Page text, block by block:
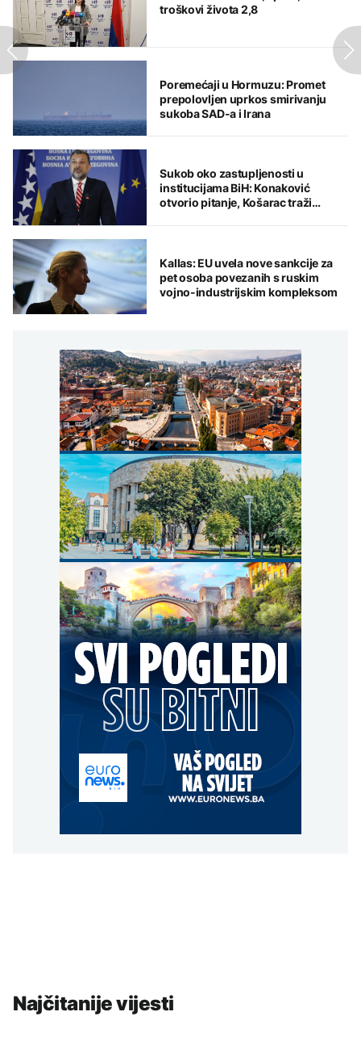
troškovi života 2,8
Poremećaji u Hormuzu: Promet
prepolovljen uprkos smirivanju
sukoba SAD-a i Irana
Sukob oko zastupljenosti u
institucijama BiH: Konaković
otvorio pitanje, Košarac traži
Kallas: EU uvela nove sankcije za
pet osoba povezanih s ruskim
vojno-industrijskim kompleksom
Najčitanije vijesti